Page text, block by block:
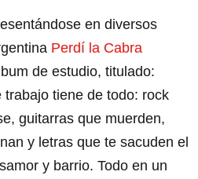
en diversos
Perdí la Cabra
de estudio, titulado:
trabajo tiene de todo: rock
guitarras que muerden,
y letras que te sacuden el
y barrio. Todo en un